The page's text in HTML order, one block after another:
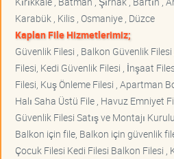
Karabük , Kilis , Osmaniye , Düzce
Kaplan File Hizmetlerimiz;
Güvenlik Filesi , Balkon Güvenlik
Filesi, Kedi Güvenlik Filesi , İnşaat
Filesi, Kuş Önleme Filesi , Apartman
Halı Saha Üstü File , Havuz Emniyet
Güvenlik Filesi Satış ve Montajı
Balkon için file, Balkon için güvenlik
Çocuk Filesi Kedi Filesi Balkon Filesi ,